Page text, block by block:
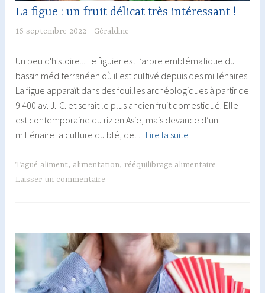
La figue : un fruit délicat très intéressant !
16 septembre 2022 Géraldine
Un peu d'histoire... Le figuier est l’arbre emblématique du
bassin méditerranéen où il est cultivé depuis des millénaires.
La figue apparaît dans des fouilles archéologiques à partir de
9 400 av. J.-C. et serait le plus ancien fruit domestiqué. Elle
est contemporaine du riz en Asie, mais devance d’un
millénaire la culture du blé, de… Lire la suite
:
intéressant
!
Tagué aliment, alimentation, rééquilibrage alimentaire
Laisser un commentaire